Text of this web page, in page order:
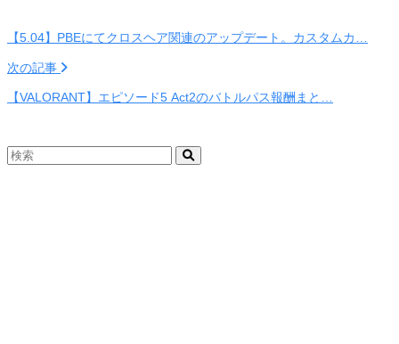
【5.04】PBEにてクロスヘア関連のアップデート。カスタムカ…
次の記事
【VALORANT】エピソード5 Act2のバトルパス報酬まと…